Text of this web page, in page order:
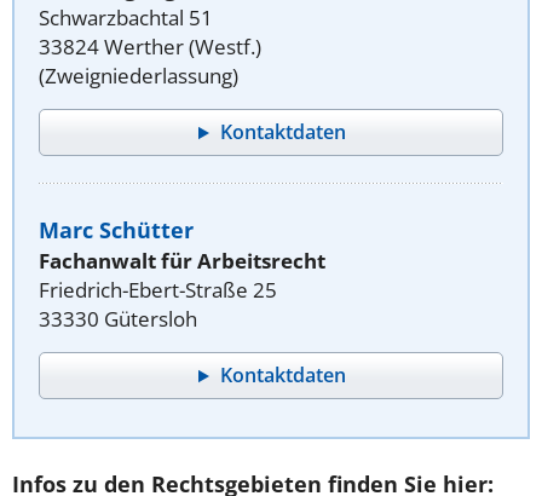
Schwarzbachtal 51
33824 Werther (Westf.)
(Zweigniederlassung)
Kontaktdaten
Marc Schütter
Fachanwalt für Arbeitsrecht
Friedrich-Ebert-Straße 25
33330 Gütersloh
Kontaktdaten
Infos zu den Rechtsgebieten finden Sie hier: